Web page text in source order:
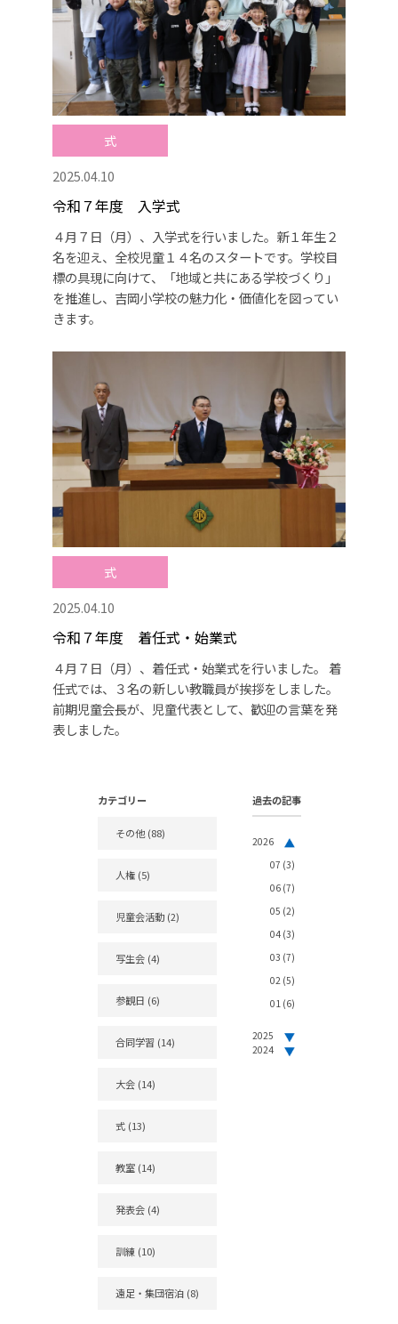
式
2025.04.10
令和７年度 入学式
４月７日（月）、入学式を行いました。新１年生２
名を迎え、全校児童１４名のスタートです。学校目
標の具現に向けて、「地域と共にある学校づくり」
を推進し、吉岡小学校の魅力化・価値化を図ってい
きます。
式
2025.04.10
令和７年度 着任式・始業式
４月７日（月）、着任式・始業式を行いました。 着
任式では、３名の新しい教職員が挨拶をしました。
前期児童会長が、児童代表として、歓迎の言葉を発
表しました。
カテゴリー
その他(88)
人権(5)
児童会活動(2)
写生会(4)
参観日 (6)
合同学習 (14)
大会(14)
式(13)
教室(14)
発表会(4)
訓練(10)
遠足・集団宿泊(8)
過去の記事
2026
07 (3)
06 (7)
05 (2)
04 (3)
03 (7)
02 (5)
01 (6)
2025
2024